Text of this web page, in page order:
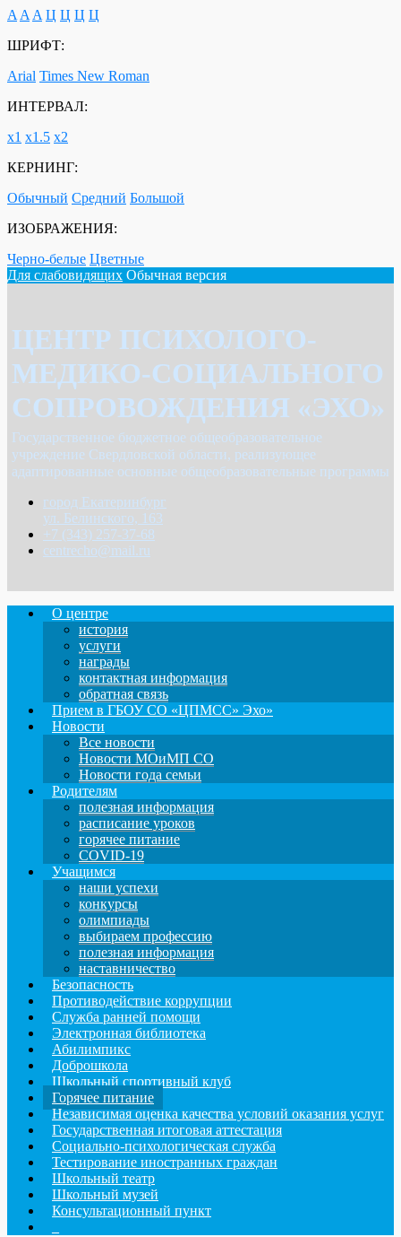
A A A Ц Ц Ц Ц
ШРИФТ:
Arial Times New Roman
ИНТЕРВАЛ:
х1 х1.5 х2
КЕРНИНГ:
Обычный Средний Большой
ИЗОБРАЖЕНИЯ:
Черно-белые Цветные
Для слабовидящих Обычная версия
ЦЕНТР ПСИХОЛОГО-
МЕДИКО-СОЦИАЛЬНОГО
СОПРОВОЖДЕНИЯ «ЭХО»
Государственное бюджетное общеобразовательное
учреждение Свердловской области, реализующее
адаптированные основные общеобразовательные программы
город Екатеринбург
ул. Белинского, 163
+7 (343) 257-37-68
centrecho@mail.ru
О центре
история
услуги
награды
контактная информация
обратная связь
Прием в ГБОУ СО «ЦПМСС» Эхо»
Новости
Все новости
Новости МОиМП СО
Новости года семьи
Родителям
полезная информация
расписание уроков
горячее питание
COVID-19
Учащимся
наши успехи
конкурсы
олимпиады
выбираем профессию
полезная информация
наставничество
Безопасность
Противодействие коррупции
Служба ранней помощи
Электронная библиотека
Абилимпикс
Доброшкола
Школьный спортивный клуб
Горячее питание
Независимая оценка качества условий оказания услуг
Государственная итоговая аттестация
Социально-психологическая служба
Тестирование иностранных граждан
Школьный театр
Школьный музей
Консультационный пункт